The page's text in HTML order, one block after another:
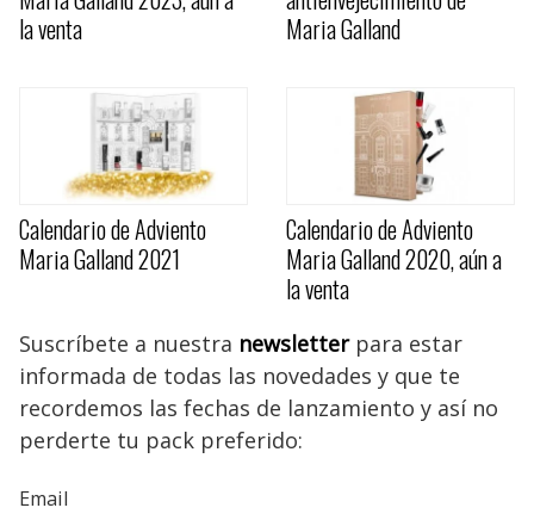
la venta
Maria Galland
Calendario de Adviento
Maria Galland 2021
Calendario de Adviento
Maria Galland 2020, aún a
la venta
Suscríbete a nuestra newsletterpara estar
informada de todas las novedades y que te
recordemos las fechas de lanzamiento y así no
perderte tu pack preferido:
Email